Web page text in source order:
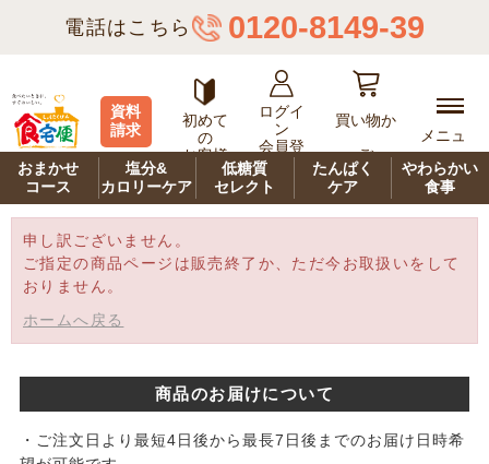
電話はこちら 0120-8149-39
資料
請求
初めて
の
お客様
ログイ
ン
会員登
買い物か
ご
メニュ
ー
おまかせ
コース
塩分&
カロリーケア
低糖質
セレクト
たんぱく
ケア
やわらかい
食事
申し訳ございません。
ご指定の商品ページは販売終了か、ただ今お取扱いをして
おりません。
ホームへ戻る
商品のお届けについて
・ご注文日より最短4日後から最長7日後までのお届け日時希